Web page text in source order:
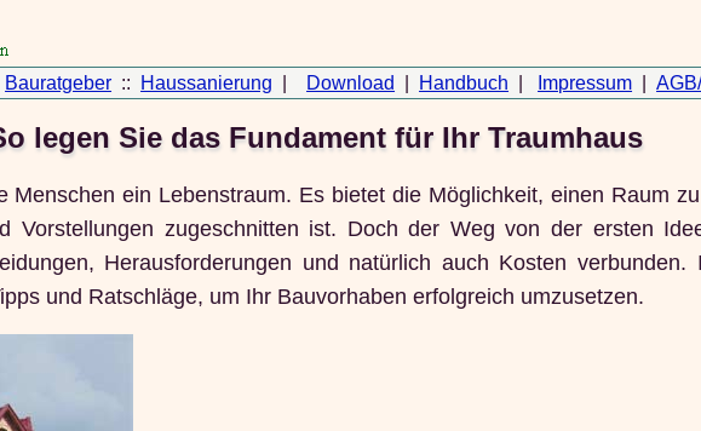
Bauratgeber :: Haussanierung Download Handbuch Impressum |
legen Sie das Fundament für Ihr Traumhaus
Menschen ein Lebenstraum. Es bietet die Möglichkeit, einen Raum
Vorstellungen zugeschnitten ist. Doch der Weg von der ersten
Herausforderungen und natürlich auch Kosten verbunden.
und Ratschläge, um Ihr Bauvorhaben erfolgreich umzusetzen.